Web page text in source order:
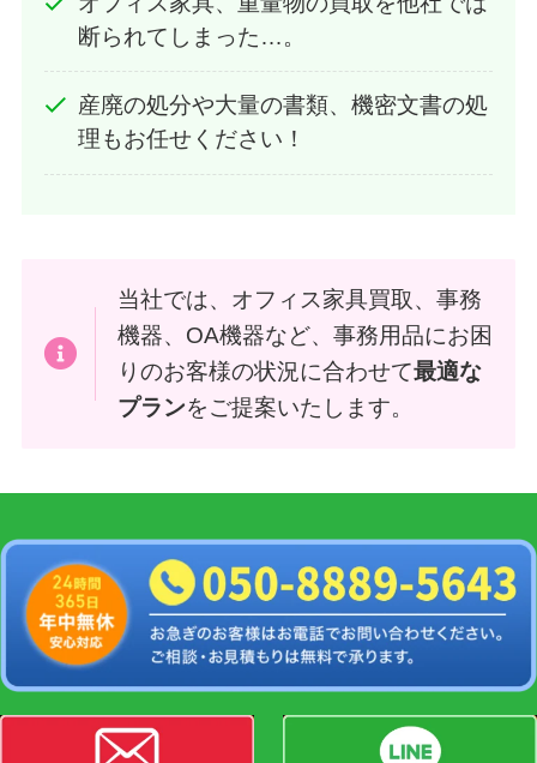
断られてしまった…。
産廃の処分や大量の書類、機密文書の処
理もお任せください！
当社では、オフィス家具買取、事務
機器、OA機器など、事務用品にお困
りのお客様の状況に合わせて最適な
プランをご提案いたします。